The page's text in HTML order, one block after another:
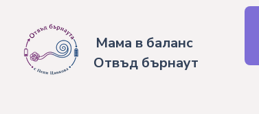
Мама в баланс
Отвъд бърнаут